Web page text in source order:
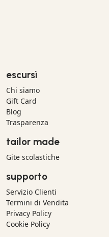
escursì
Chi siamo
Gift Card
Blog
Trasparenza
tailor made
Gite scolastiche
supporto
Servizio Clienti
Termini di Vendita
Privacy Policy
Cookie Policy